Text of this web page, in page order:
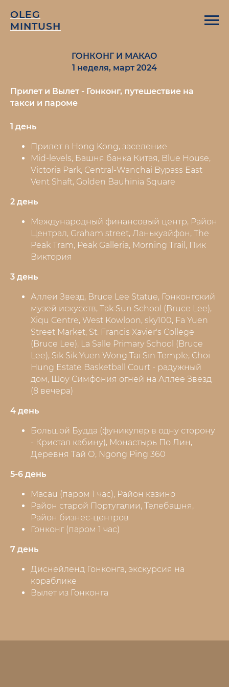
OLEG
MINTUSH
ГОНКОНГ И МАКАО
1 неделя, март 2024
Прилет и Вылет - Гонконг, путешествие на
такси и пароме
1 день
Прилет в Hong Kong, заселение
Mid-levels, Башня банка Китая, Blue House,
Victoria Park, Central-Wanchai Bypass East
Vent Shaft, Golden Bauhinia Square
2 день
Международный финансовый центр, Район
Централ, Graham street, Ланькуайфон, The
Peak Tram, Peak Galleria, Morning Trail, Пик
Виктория
3 день
Аллеи Звезд, Bruce Lee Statue, Гонконгский
музей искусств, Tak Sun School (Bruce Lee),
Xiqu Centre, West Kowloon, sky100, Fa Yuen
Street Market, St. Francis Xavier's College
(Bruce Lee), La Salle Primary School (Bruce
Lee), Sik Sik Yuen Wong Tai Sin Temple, Choi
Hung Estate Basketball Court - радужный
дом, Шоу Симфония огней на Аллее Звезд
(8 вечера)
4 день
Большой Будда (фуникулер в одну сторону
- Кристал кабину), Монастырь По Лин,
Деревня Тай О, Ngong Ping 360
5-6 день
Macau (паром 1 час), Район казино
Район старой Португалии, Телебашня,
Район бизнес-центров
Гонконг (паром 1 час)
7 день
Диснейленд Гонконга, экскурсия на
кораблике
Вылет из Гонконга